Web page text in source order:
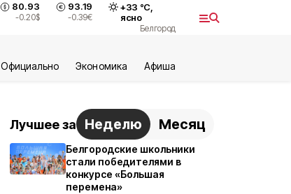
80.93
-0.20$
93.19
-0.39€
+33 °С,
ясно
Белгород
Официально Экономика Aфиша
Лучшее за Неделю Месяц
Белгородские школьники
стали победителями в
конкурсе «Большая
перемена»